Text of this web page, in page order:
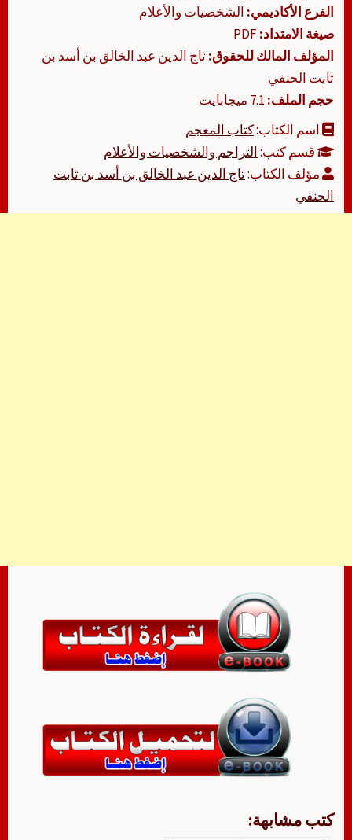
الفرع الأكاديمي: الشخصيات والأعلام
صيغة الامتداد:
المؤلف المالك للحقوق:تاج الدين عبد الخالق بن أسد بن
ثابت الحنفي
حجم الملف:
اسم الكتاب:كتاب المعجم
قسم كتب:التراجم والشخصيات والأعلام
مؤلف الكتاب:تاج الدين عبد الخالق بن أسد بن ثابت
الحنفي
كتب مشابهة: